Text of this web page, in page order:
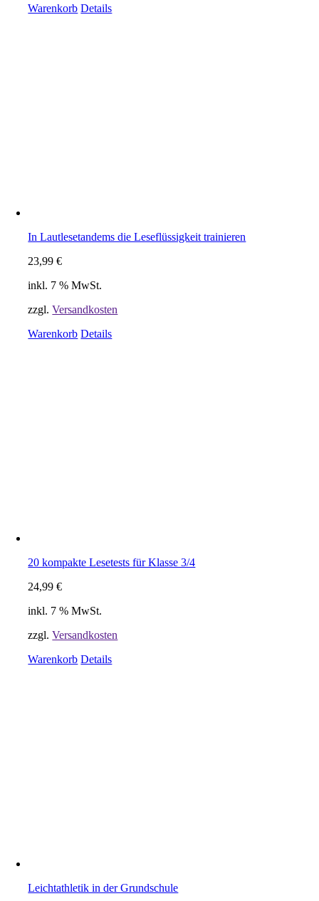
Warenkorb Details
In Lautlesetandems die Leseflüssigkeit trainieren
23,99€
inkl. 7 % MwSt.
zzgl.Versandkosten
Warenkorb Details
20 kompakte Lesetests für Klasse 3/4
24,99€
inkl. 7 % MwSt.
zzgl.Versandkosten
Warenkorb Details
Leichtathletik in der Grundschule